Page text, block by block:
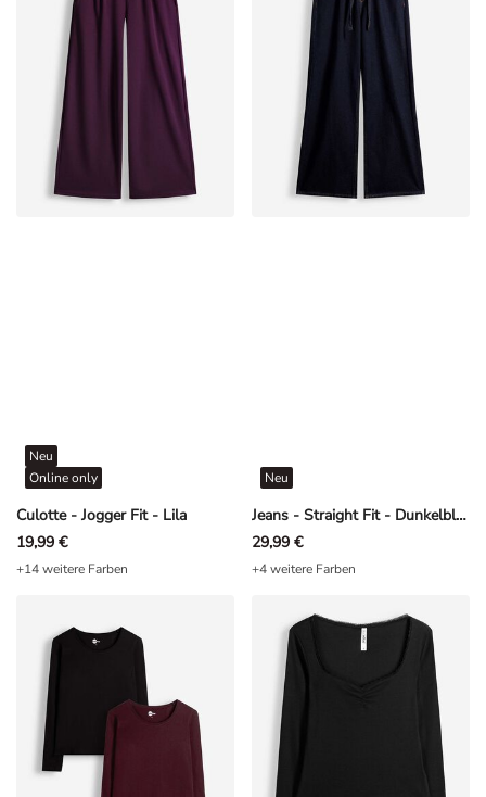
Culotte - Jogger Fit - Lila
Neu
Online only
19,99 €
+14 weitere Farben
Jeans - Straight Fit - Dunkelblau
Neu
29,99 €
+4 weitere Farben